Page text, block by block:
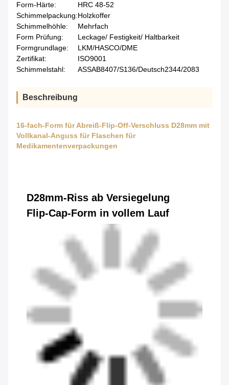
Form-Härte:
HRC 48-52
Schimmelpackung:Holzkoffer
Schimmelhöhle:
Mehrfach
Form Prüfung:
Leckage/ Festigkeit/ Haltbarkeit
Formgrundlage:
LKM/HASCO/DME
Zertifikat:
ISO9001
Schimmelstahl:
ASSAB8407/S136/Deutsch2344/2083
Beschreibung
16-fach-Form für Abreiß-Flip-Off-Verschluss D28mm mit
Vollkanal-Anguss für Flaschen für
Medikamentenverpackungen
D28mm-Riss ab Versiegelung
Flip-Cap-Form in vollem Lauf